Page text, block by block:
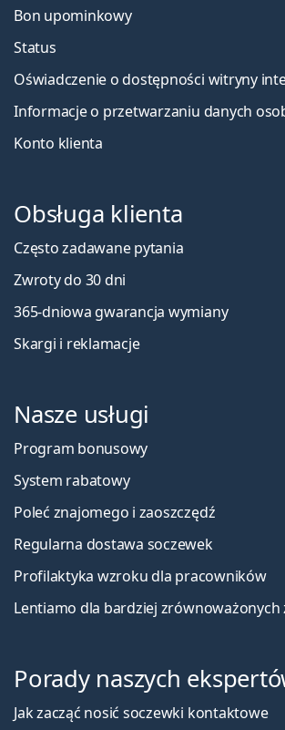
Bon upominkowy
Status
Oświadczenie o dostępności witryny
Informacje o przetwarzaniu danych
Konto klienta
Obsługa klienta
Często zadawane pytania
Zwroty do 30 dni
365-dniowa gwarancja wymiany
Skargi i reklamacje
Nasze usługi
Program bonusowy
System rabatowy
Poleć znajomego i zaoszczędź
Regularna dostawa soczewek
Profilaktyka wzroku dla pracowników
Lentiamo dla bardziej zrównoważonych
Porady naszych
Jak zacząć nosić soczewki kontaktowe